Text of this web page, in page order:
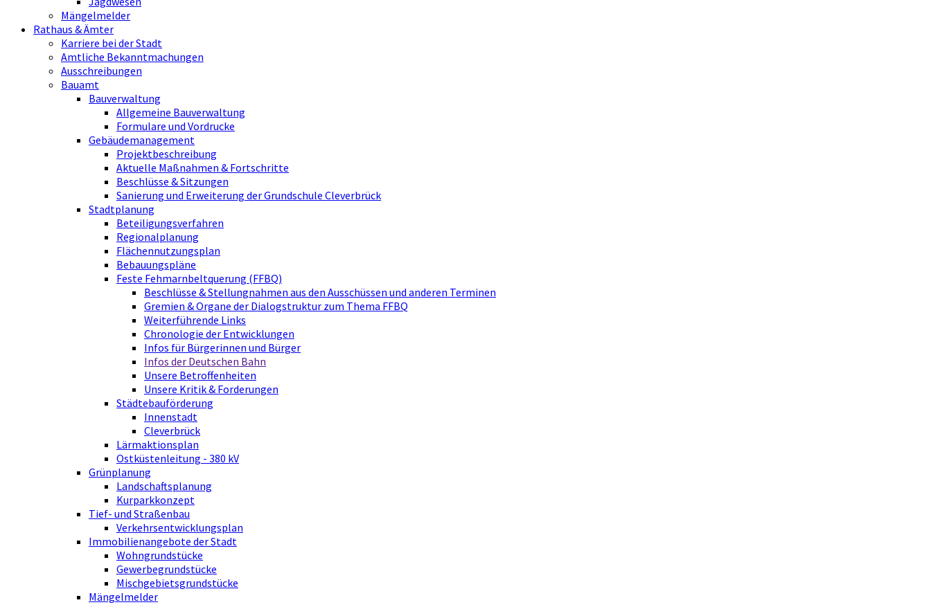
Mängelmelder
Rathaus & Ämter
Karriere bei der Stadt
Amtliche Bekanntmachungen
Ausschreibungen
Bauamt
Bauverwaltung
Allgemeine Bauverwaltung
Formulare und Vordrucke
Gebäudemanagement
Projektbeschreibung
Aktuelle Maßnahmen & Fortschritte
Beschlüsse & Sitzungen
Sanierung und Erweiterung der Grundschule Cleverbrück
Stadtplanung
Beteiligungsverfahren
Regionalplanung
Flächennutzungsplan
Bebauungspläne
Feste Fehmarnbeltquerung (FFBQ)
Beschlüsse & Stellungnahmen aus den Ausschüssen und anderen Terminen
Gremien & Organe der Dialogstruktur zum Thema FFBQ
Weiterführende Links
Chronologie der Entwicklungen
Infos für Bürgerinnen und Bürger
Infos der Deutschen Bahn
Unsere Betroffenheiten
Unsere Kritik & Forderungen
Städtebauförderung
Innenstadt
Cleverbrück
Lärmaktionsplan
Ostküstenleitung - 380 kV
Grünplanung
Landschaftsplanung
Kurparkkonzept
Tief- und Straßenbau
Verkehrsentwicklungsplan
Immobilienangebote der Stadt
Wohngrundstücke
Gewerbegrundstücke
Mischgebietsgrundstücke
Mängelmelder